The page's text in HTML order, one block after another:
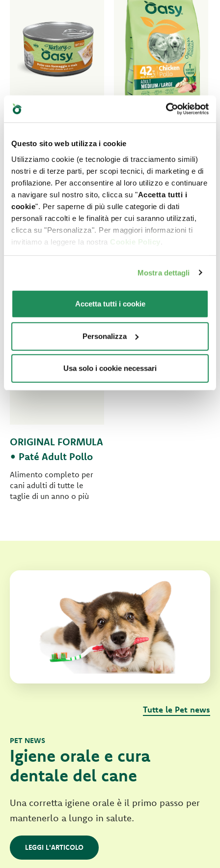
Questo sito web utilizza i cookie
Utilizziamo cookie (e tecnologie di tracciamento simili)
nostri e di terze parti, per scopi tecnici, di marketing e di
profilazione. Per acconsentire al loro utilizzo e continuare
a navigare sul nostro sito, clicca su "Accetta tutti i
cookie". Per saperne di più sulle categorie di dati
personali raccolti e le finalità per cui saranno utilizzati,
clicca su "Personalizza". Per maggiori informazioni ti
invitiamo a leggere la nostra Cookie Policy
Mostra dettagli
Accetta tutti i cookie
Personalizza
Usa solo i cookie necessari
NATURY • Pollo con
formaggio e mais
Alimento complementare
per cani
ORIGINAL FORMULA
• Adult
Medium/Large Pollo
Alimento completo per
cani adulti di taglia media
e grande di un anno o più.
ORIGINAL FORMULA
• Paté Adult Pollo
Alimento completo per
cani adulti di tutte le
taglie di un anno o più
PET NEWS
Igiene orale e cura
dentale del cane
Una corretta igiene orale è il primo passo per
mantenerlo a lungo in salute.
LEGGI L'ARTICOLO
Tutte le Pet news